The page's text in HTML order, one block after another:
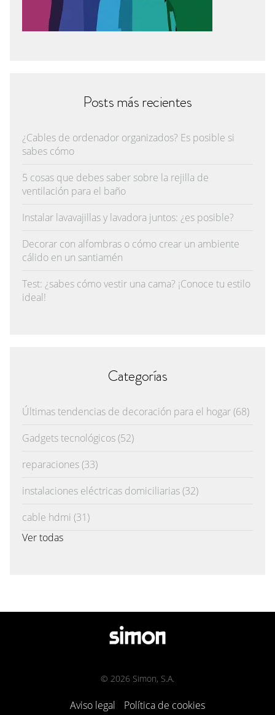
Posts más recientes
¿Cables de ordenador organizados? Es posible si
sabes cómo
5 cosas que debes saber sobre la rejilla de
ventilación para el baño
Instalar lavavajillas y lavadora juntos: ¿es posible?
Decorar con alfombras o cómo crear un ambiente
cálido en un santiamén
Test: ¿sabes cómo vestir una cama? ¡Conoce tu estilo
ideal!
Categorías
Últimas tendencias de decoración para el hogar(68)
Gadgets tecnológicos(52)
reparaciones(33)
instalaciones eléctricas domiciliarias(32)
cable hdmi (31)
Ver todas
© 2026 Simon, S.A.
Aviso legal Política de cookies